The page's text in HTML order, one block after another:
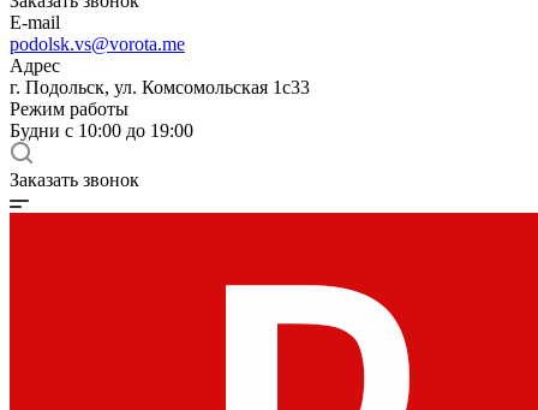
E-mail
podolsk.vs@vorota.me
Адрес
г. Подольск, ул. Комсомольская 1с33
Режим работы
Будни с 10:00 до 19:00
Заказать звонок